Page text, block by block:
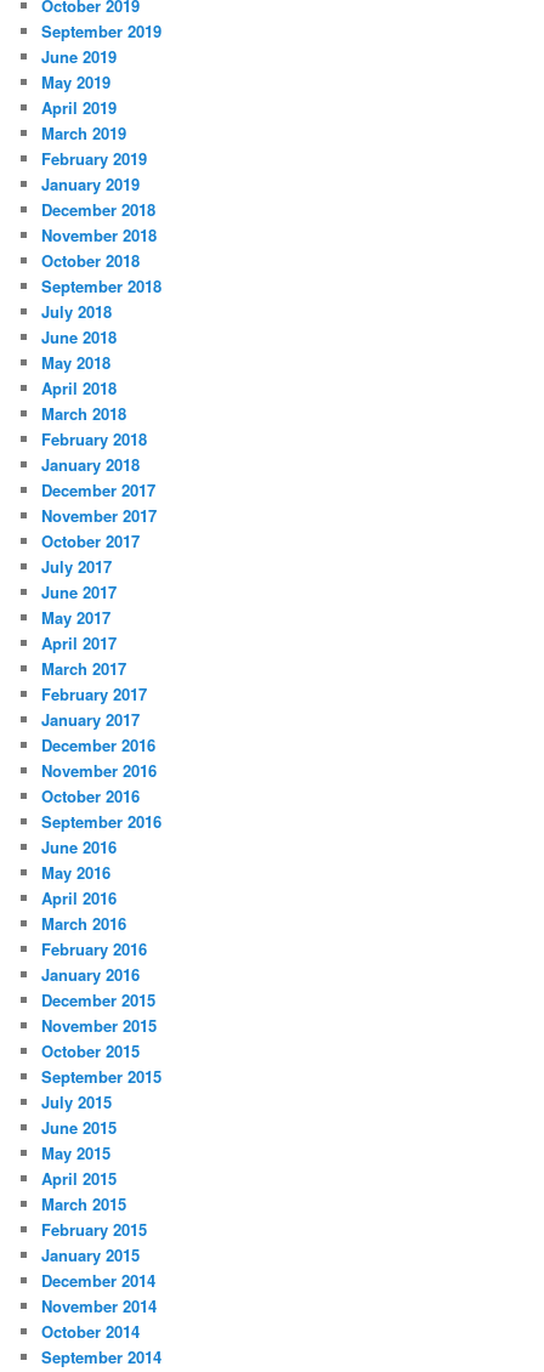
October 2019
September 2019
June 2019
May 2019
April 2019
March 2019
February 2019
January 2019
December 2018
November 2018
October 2018
September 2018
July 2018
June 2018
May 2018
April 2018
March 2018
February 2018
January 2018
December 2017
November 2017
October 2017
July 2017
June 2017
May 2017
April 2017
March 2017
February 2017
January 2017
December 2016
November 2016
October 2016
September 2016
June 2016
May 2016
April 2016
March 2016
February 2016
January 2016
December 2015
November 2015
October 2015
September 2015
July 2015
June 2015
May 2015
April 2015
March 2015
February 2015
January 2015
December 2014
November 2014
October 2014
September 2014